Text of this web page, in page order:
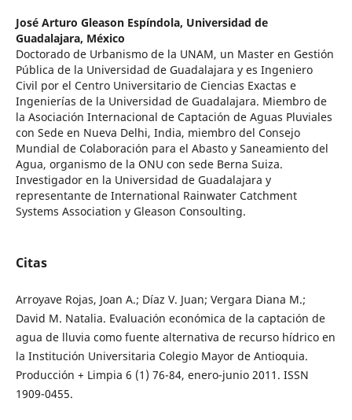
José Arturo Gleason Espíndola, Universidad de
Guadalajara, México
Doctorado de Urbanismo de la UNAM, un Master en Gestión
Pública de la Universidad de Guadalajara y es Ingeniero
Civil por el Centro Universitario de Ciencias Exactas e
Ingenierías de la Universidad de Guadalajara. Miembro de
la Asociación Internacional de Captación de Aguas Pluviales
con Sede en Nueva Delhi, India, miembro del Consejo
Mundial de Colaboración para el Abasto y Saneamiento del
Agua, organismo de la ONU con sede Berna Suiza.
Investigador en la Universidad de Guadalajara y
representante de International Rainwater Catchment
Systems Association y Gleason Consoulting.
Citas
Arroyave Rojas, Joan A.; Díaz V. Juan; Vergara Diana M.;
David M. Natalia. Evaluación económica de la captación de
agua de lluvia como fuente alternativa de recurso hídrico en
la Institución Universitaria Colegio Mayor de Antioquia.
Producción + Limpia 6 (1) 76-84, enero-junio 2011. ISSN
1909-0455.